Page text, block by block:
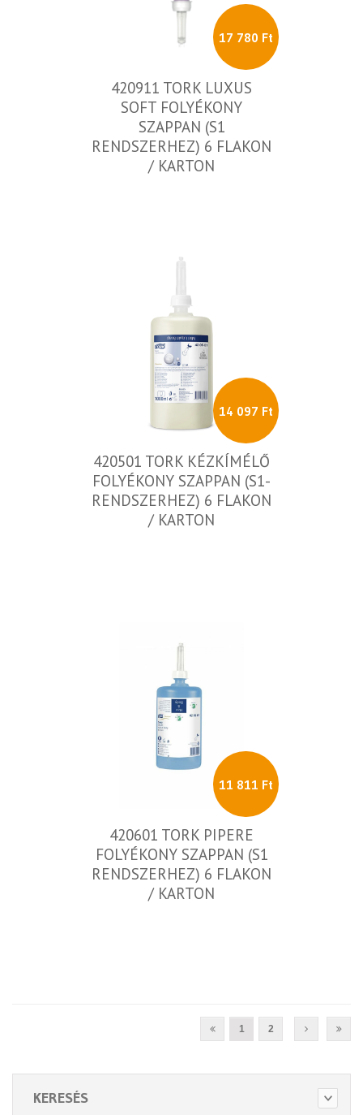
17 780 Ft
420911 TORK LUXUS
SOFT FOLYÉKONY
SZAPPAN (S1
RENDSZERHEZ) 6 FLAKON
/ KARTON
14 097 Ft
420501 TORK KÉZKÍMÉLŐ
FOLYÉKONY SZAPPAN (S1-
RENDSZERHEZ) 6 FLAKON
/ KARTON
11 811 Ft
420601 TORK PIPERE
FOLYÉKONY SZAPPAN (S1
RENDSZERHEZ) 6 FLAKON
/ KARTON
1 2
KERESÉS